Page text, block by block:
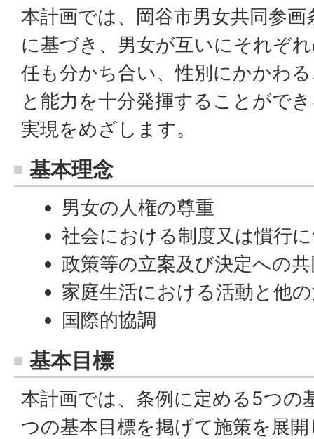
本計画では、岡谷市男女共同参
に基づき、男女が互いにそれぞ
任も分かち合い、性別にかかわ
と能力を十分発揮することがで
実現をめざします。
基本理念
男女の人権の尊重
社会における制度又は慣行
政策等の立案及び決定への
家庭生活における活動と他
国際的協調
基本目標
本計画では、条例に定める5つの
つの基本目標を掲げて施策を展